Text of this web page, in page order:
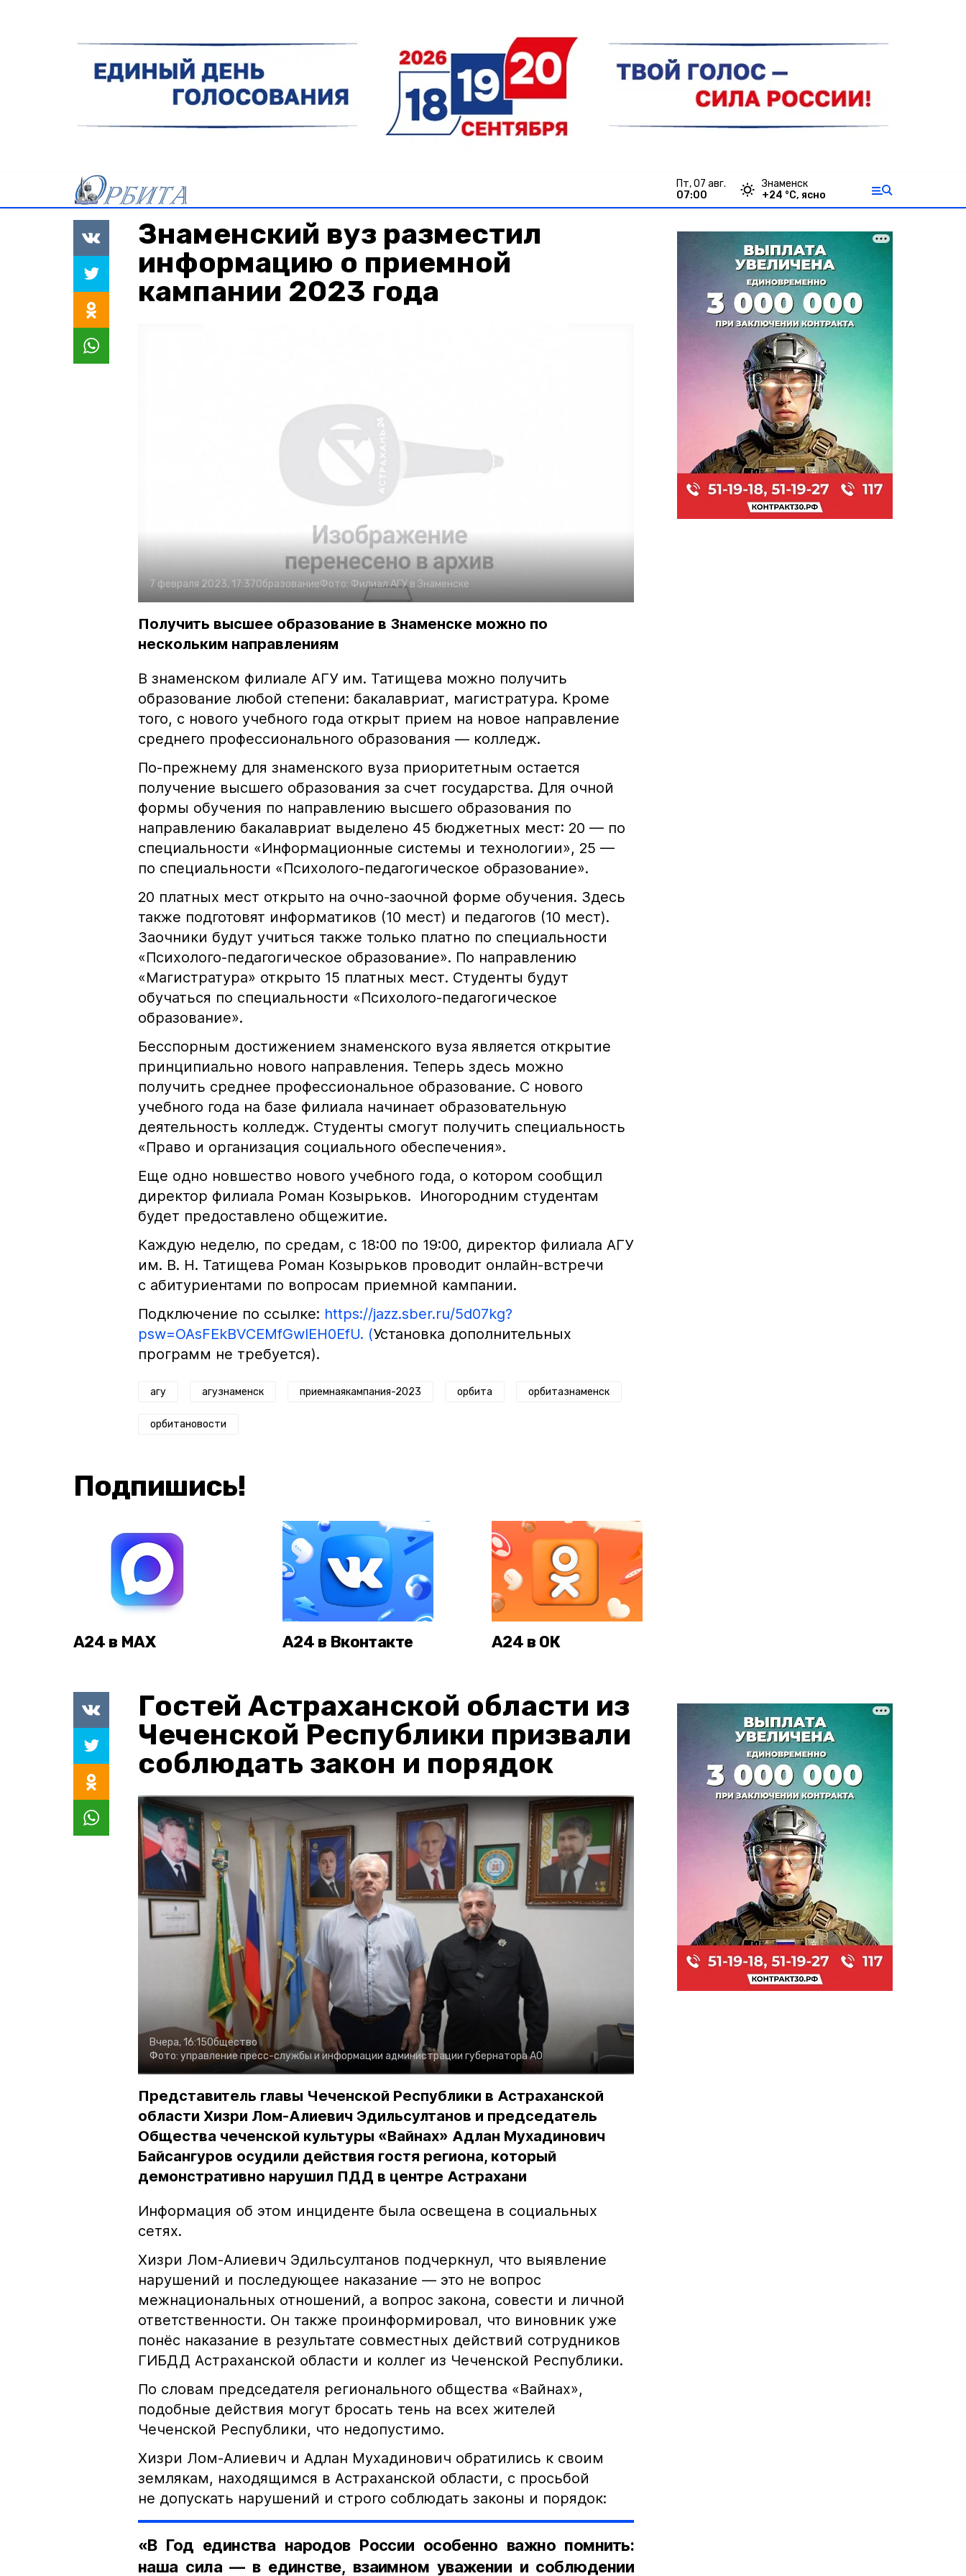
пт, 07 авг.
07:00
Знаменск
+24 °С, ясно
Знаменский вуз разместил
информацию о приемной
кампании 2023 года
7 февраля 2023, 17:37ОбразованиеФото: Филиал АГУ в Знаменске
Получить высшее образование в Знаменске можно по
нескольким направлениям
В знаменском филиале АГУ им. Татищева можно получить
образование любой степени: бакалавриат, магистратура. Кроме
того, с нового учебного года открыт прием на новое направление
среднего профессионального образования — колледж.
По-прежнему для знаменского вуза приоритетным остается
получение высшего образования за счет государства. Для очной
формы обучения по направлению высшего образования по
направлению бакалавриат выделено 45 бюджетных мест: 20 — по
специальности «Информационные системы и технологии», 25 —
по специальности «Психолого-педагогическое образование».
20 платных мест открыто на очно-заочной форме обучения. Здесь
также подготовят информатиков (10 мест) и педагогов (10 мест).
Заочники будут учиться также только платно по специальности
«Психолого-педагогическое образование». По направлению
«Магистратура» открыто 15 платных мест. Студенты будут
обучаться по специальности «Психолого-педагогическое
образование».
Бесспорным достижением знаменского вуза является открытие
принципиально нового направления. Теперь здесь можно
получить среднее профессиональное образование. С нового
учебного года на базе филиала начинает образовательную
деятельность колледж. Студенты смогут получить специальность
«Право и организация социального обеспечения».
Еще одно новшество нового учебного года, о котором сообщил
директор филиала Роман Козырьков. Иногородним студентам
будет предоставлено общежитие.
Каждую неделю, по средам, с 18:00 по 19:00, директор филиала АГУ
им. В. Н. Татищева Роман Козырьков проводит онлайн-встречи
с абитуриентами по вопросам приемной кампании.
Подключение по ссылке: https://jazz.sber.ru/5d07kg?
psw=OAsFEkBVCEMfGwIEH0EfU. (Установка дополнительных
программ не требуется).
агу агузнаменск приемнаякампания-2023 орбита орбитазнаменск
орбитановости
Подпишись!
А24 в MAX А24 в Вконтакте А24 в ОК
Гостей Астраханской области из
Чеченской Республики призвали
соблюдать закон и порядок
Вчера, 16:15Общество
Фото: управление пресс-службы и информации администрации губернатора АО
Представитель главы Чеченской Республики в Астраханской
области Хизри Лом-Алиевич Эдильсултанов и председатель
Общества чеченской культуры «Вайнах» Адлан Мухадинович
Байсангуров осудили действия гостя региона, который
демонстративно нарушил ПДД в центре Астрахани
Информация об этом инциденте была освещена в социальных
сетях.
Хизри Лом-Алиевич Эдильсултанов подчеркнул, что выявление
нарушений и последующее наказание — это не вопрос
межнациональных отношений, а вопрос закона, совести и личной
ответственности. Он также проинформировал, что виновник уже
понёс наказание в результате совместных действий сотрудников
ГИБДД Астраханской области и коллег из Чеченской Республики.
По словам председателя регионального общества «Вайнах»,
подобные действия могут бросать тень на всех жителей
Чеченской Республики, что недопустимо.
Хизри Лом-Алиевич и Адлан Мухадинович обратились к своим
землякам, находящимся в Астраханской области, с просьбой
не допускать нарушений и строго соблюдать законы и порядок:
«В Год единства народов России особенно важно помнить:
наша сила — в единстве, взаимном уважении и соблюдении